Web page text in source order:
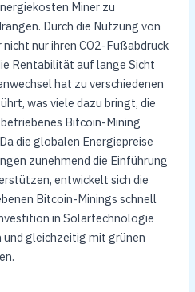
Miner zu
Durch die Nutzung von
nur ihren CO2-Fußabdruck
Rentabilität auf lange Sicht
hat zu verschiedenen
was viele dazu bringt, die
Bitcoin-Mining
die globalen Energiepreise
zunehmend die Einführung
entwickelt sich die
Bitcoin-Minings schnell
in Solartechnologie
gleichzeitig mit grünen